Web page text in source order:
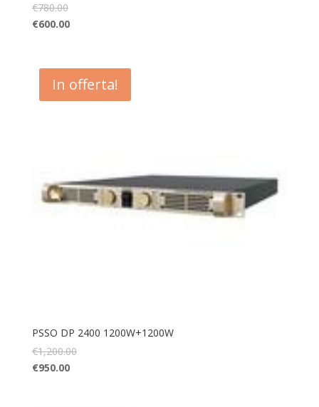
€780.00
€600.00
In offerta!
PSSO DP 2400 1200W+1200W
€1,200.00
€950.00